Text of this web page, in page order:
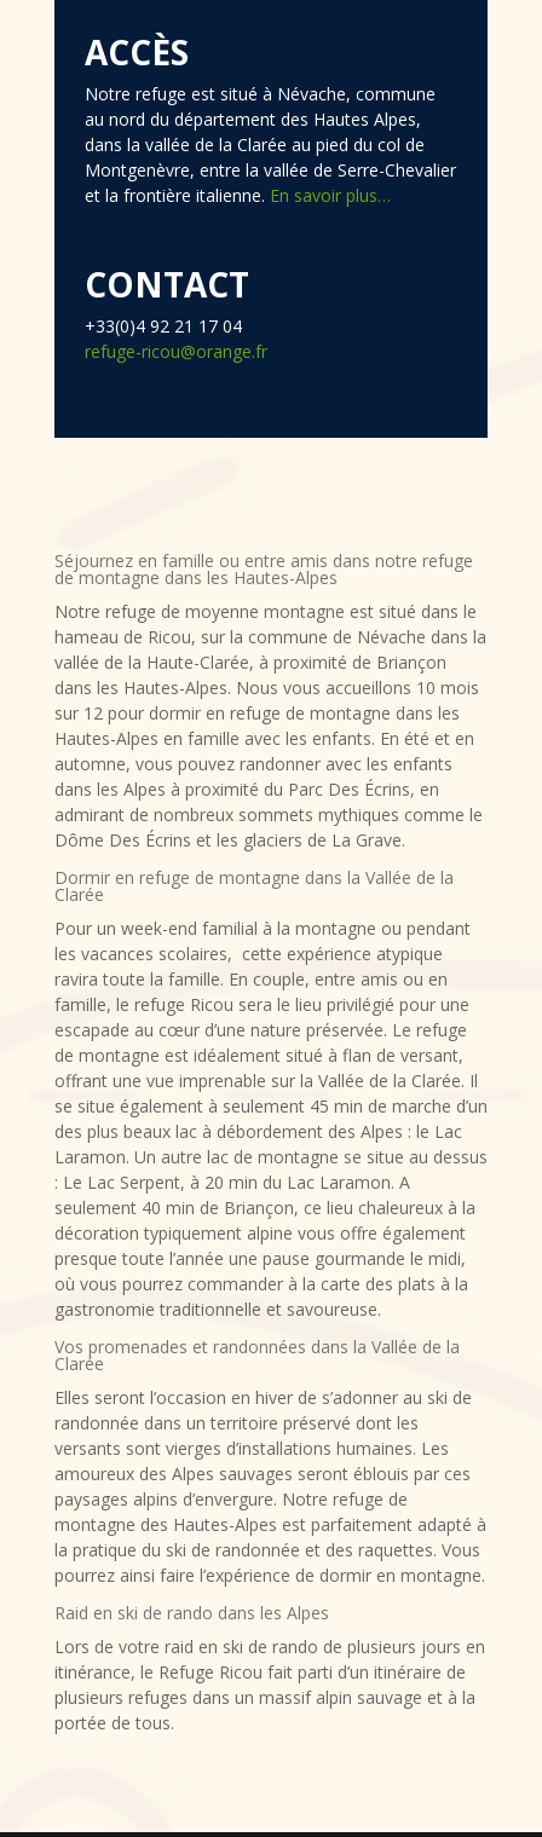
ACCÈS
Notre refuge est situé à Névache, commune
au nord du département des Hautes Alpes,
dans la vallée de la Clarée au pied du col de
Montgenèvre, entre la vallée de Serre-Chevalier
et la frontière italienne. En savoir plus…
CONTACT
+33(0)4 92 21 17 04
refuge-ricou@orange.fr
Séjournez en famille ou entre amis dans notre refuge
de montagne dans les Hautes-Alpes
Notre refuge de moyenne montagne est situé dans le
hameau de Ricou, sur la commune de Névache dans la
vallée de la Haute-Clarée, à proximité de Briançon
dans les Hautes-Alpes. Nous vous accueillons 10 mois
sur 12 pour dormir en refuge de montagne dans les
Hautes-Alpes en famille avec les enfants. En été et en
automne, vous pouvez randonner avec les enfants
dans les Alpes à proximité du Parc Des Écrins, en
admirant de nombreux sommets mythiques comme le
Dôme Des Écrins et les glaciers de La Grave.
Dormir en refuge de montagne dans la Vallée de la
Clarée
Pour un week-end familial à la montagne ou pendant
les vacances scolaires, cette expérience atypique
ravira toute la famille. En couple, entre amis ou en
famille, le refuge Ricou sera le lieu privilégié pour une
escapade au cœur d’une nature préservée. Le refuge
de montagne est idéalement situé à flan de versant,
offrant une vue imprenable sur la Vallée de la Clarée. Il
se situe également à seulement 45 min de marche d’un
des plus beaux lac à débordement des Alpes : le Lac
Laramon. Un autre lac de montagne se situe au dessus
: Le Lac Serpent, à 20 min du Lac Laramon. A
seulement 40 min de Briançon, ce lieu chaleureux à la
décoration typiquement alpine vous offre également
presque toute l’année une pause gourmande le midi,
où vous pourrez commander à la carte des plats à la
gastronomie traditionnelle et savoureuse.
Vos promenades et randonnées dans la Vallée de la
Clarée
Elles seront l’occasion en hiver de s’adonner au ski de
randonnée dans un territoire préservé dont les
versants sont vierges d’installations humaines. Les
amoureux des Alpes sauvages seront éblouis par ces
paysages alpins d’envergure. Notre refuge de
montagne des Hautes-Alpes est parfaitement adapté à
la pratique du ski de randonnée et des raquettes. Vous
pourrez ainsi faire l’expérience de dormir en montagne.
Raid en ski de rando dans les Alpes
Lors de votre raid en ski de rando de plusieurs jours en
itinérance, le Refuge Ricou fait parti d’un itinéraire de
plusieurs refuges dans un massif alpin sauvage et à la
portée de tous.